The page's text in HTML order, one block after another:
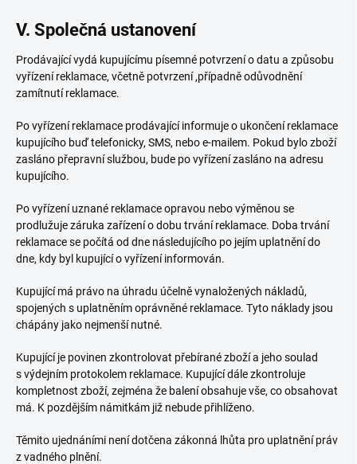
V. Společná ustanovení
Prodávající vydá kupujícímu písemné potvrzení o datu a způsobu
vyřízení reklamace, včetně potvrzení ,případně odůvodnění
zamítnutí reklamace.
Po vyřízení reklamace prodávající informuje o ukončení reklamace
kupujícího buď telefonicky, SMS, nebo e-mailem. Pokud bylo zboží
zasláno přepravní službou, bude po vyřízení zasláno na adresu
kupujícího.
Po vyřízení uznané reklamace opravou nebo výměnou se
prodlužuje záruka zařízení o dobu trvání reklamace. Doba trvání
reklamace se počítá od dne následujícího po jejím uplatnění do
dne, kdy byl kupující o vyřízení informován.
Kupující má právo na úhradu účelně vynaložených nákladů,
spojených s uplatněním oprávněné reklamace. Tyto náklady jsou
chápány jako nejmenší nutné.
Kupující je povinen zkontrolovat přebírané zboží a jeho soulad
s výdejním protokolem reklamace. Kupující dále zkontroluje
kompletnost zboží, zejména že balení obsahuje vše, co obsahovat
má. K pozdějším námitkám již nebude přihlíženo.
Těmito ujednáními není dotčena zákonná lhůta pro uplatnění práv
z vadného plnění.